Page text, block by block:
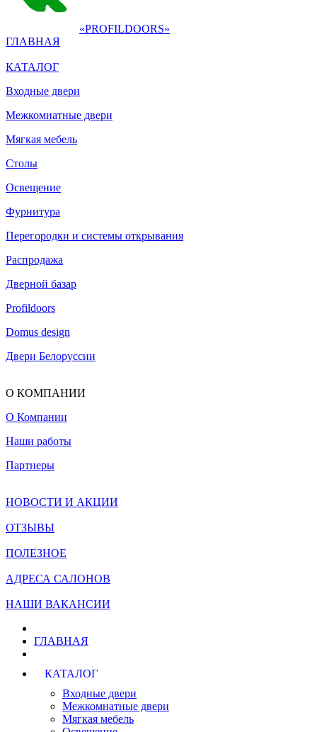
«PROFILDOORS»
ГЛАВНАЯ
КАТАЛОГ
Входные двери
Межкомнатные двери
Мягкая мебель
Столы
Освещение
Фурнитура
Перегородки и системы открывания
Распродажа
Дверной базар
Profildoors
Domus design
Двери Белоруссии
О КОМПАНИИ
О Компании
Наши работы
Партнеры
НОВОСТИ И АКЦИИ
ОТЗЫВЫ
ПОЛЕЗНОЕ
АДРЕСА САЛОНОВ
НАШИ ВАКАНСИИ
ГЛАВНАЯ
КАТАЛОГ
Входные двери
Межкомнатные двери
Мягкая мебель